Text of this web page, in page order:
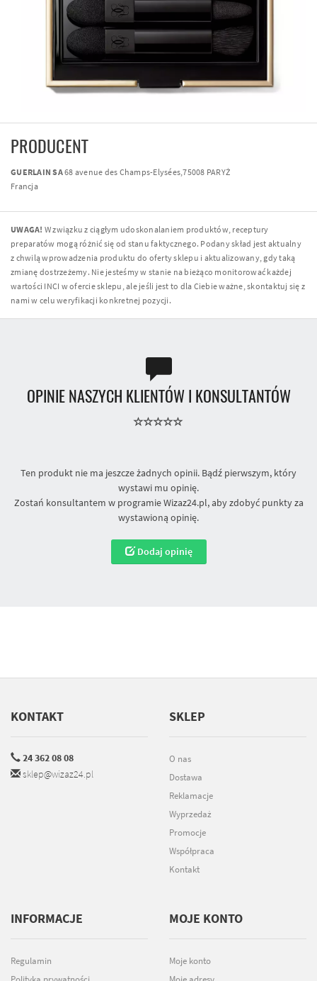
PRODUCENT
GUERLAIN SA68 avenue des Champs-Elysées,75008 PARYŻ
Francja
UWAGA! W związku z ciągłym udoskonalaniem produktów, receptury
preparatów mogą różnić się od stanu faktycznego. Podany skład jest aktualny
z chwilą wprowadzenia produktu do oferty sklepu i aktualizowany, gdy taką
zmianę dostrzeżemy. Nie jesteśmy w stanie na bieżąco monitorować każdej
wartości INCI w ofercie sklepu, ale jeśli jest to dla Ciebie ważne, skontaktuj się z
nami w celu weryfikacji konkretnej pozycji.
OPINIE NASZYCH KLIENTÓW I KONSULTANTÓW
Ten produkt nie ma jeszcze żadnych opinii. Bądź pierwszym, który
wystawi mu opinię.
Zostań konsultantem w programie Wizaz24.pl, aby zdobyć punkty za
wystawioną opinię.
Dodaj opinię
KONTAKT
24 362 08 08
sklep@wizaz24.pl
SKLEP
O nas
Dostawa
Reklamacje
Wyprzedaż
Promocje
Współpraca
Kontakt
INFORMACJE
Regulamin
MOJE KONTO
Moje konto